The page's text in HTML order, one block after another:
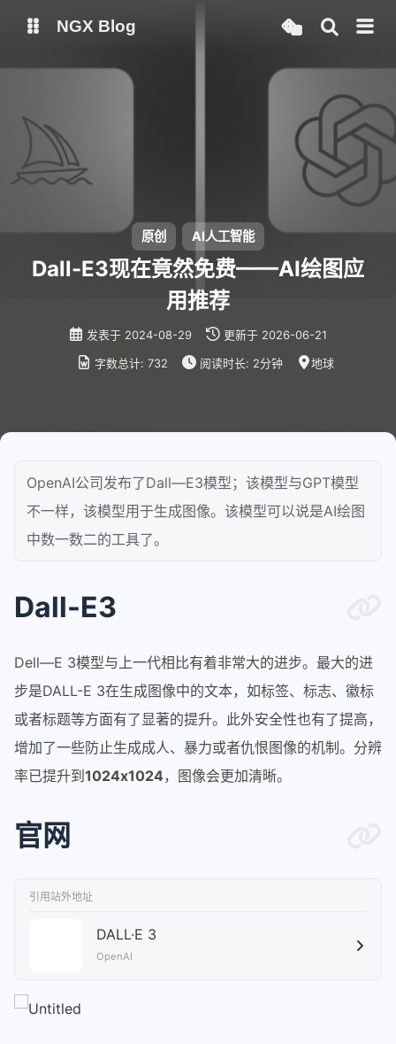
备用链接
NGX Blog
原创 AI人工智能
Dall-E3现在竟然免费——AI绘图应
用推荐
发表于 2024-08-29 更新于 2026-06-21
字数总计: 732 阅读时长: 2分钟 地球
OpenAI公司发布了Dall—E3模型；该模型与GPT模型
不一样，该模型用于生成图像。该模型可以说是AI绘图
中数一数二的工具了。
Dall-E3
Dell—E 3模型与上一代相比有着非常大的进步。最大的进
步是DALL-E 3在生成图像中的文本，如标签、标志、徽标
或者标题等方面有了显著的提升。此外安全性也有了提高，
增加了一些防止生成成人、暴力或者仇恨图像的机制。分辨
率已提升到 1024x1024，图像会更加清晰。
官网
引用站外地址
DALL·E 3
OpenAI